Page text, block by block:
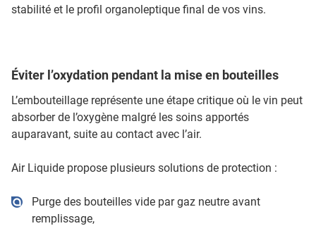
stabilité et le profil organoleptique final de vos vins.
Éviter l’oxydation pendant la mise en bouteilles
L’embouteillage représente une étape critique où le vin peut
absorber de l’oxygène malgré les soins apportés
auparavant, suite au contact avec l’air.
Air Liquide propose plusieurs solutions de protection :
Purge des bouteilles vide par gaz neutre avant
remplissage,